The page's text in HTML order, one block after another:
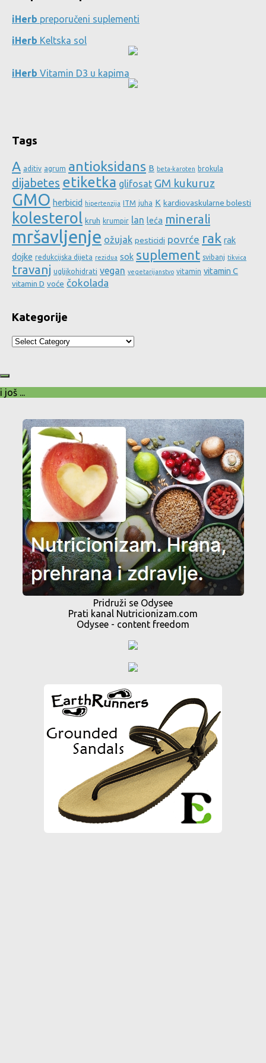
iHerb preporučeni suplementi
iHerb Keltska sol
iHerb Vitamin D3 u kapima
Tags
A aditiv agrum antioksidans B beta-karoten brokula
dijabetes etiketka glifosat GM kukuruz
GMO herbicid hipertenzija ITM juha K kardiovaskularne bolesti
kolesterol kruh krumpir lan leća minerali
mršavljenje ožujak pesticidi povrće rak rak
dojke redukcijska dijeta rezidua sok suplement svibanj tikvica
travanj ugljikohidrati vegan vegetarijanstvo vitamin vitamin C
vitamin D voće čokolada
Kategorije
Kategorije
i još ...
Pridruži se Odysee
Prati kanal Nutricionizam.com
Odysee - content freedom